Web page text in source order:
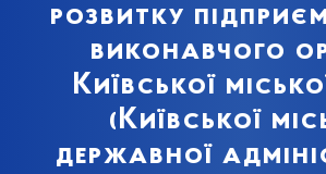
розвитку
виконавчого
Київської
(Київської
державної